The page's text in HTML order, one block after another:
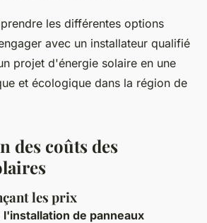
les différentes options
avec un installateur qualifié
projet d'énergie solaire en une
et écologique dans la région de
des coûts des
les prix
l'installation de panneaux